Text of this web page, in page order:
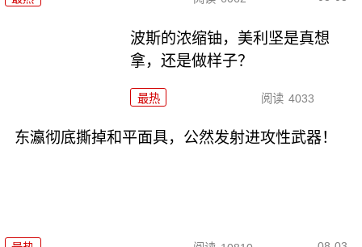
波斯的浓缩铀，美利坚是真想
拿，还是做样子？
最热 阅读 4033
东瀛彻底撕掉和平面具，公然发射进攻性武器！